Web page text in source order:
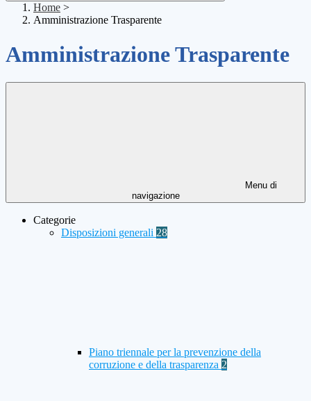
Home >
Amministrazione Trasparente
Amministrazione Trasparente
Menu di
navigazione
Categorie
Disposizioni generali 28
Piano triennale per la prevenzione della
corruzione e della trasparenza 2